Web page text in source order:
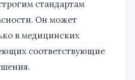
стандартам
Он может
в медицинских
соответствующие